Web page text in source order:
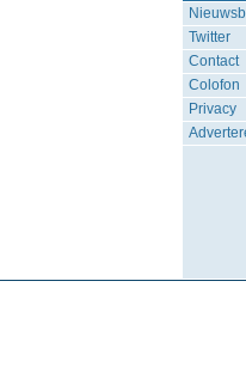
Twitter
Contact
Colofon
Privacy